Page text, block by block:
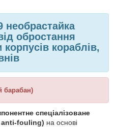
обростання
кораблів,
барабан)
спеціалізоване
anti-fouling) на основі